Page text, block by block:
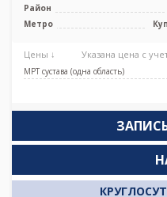
Район
Метро
Цены ↓ Указана цена с
МРТ сустава (одна область)